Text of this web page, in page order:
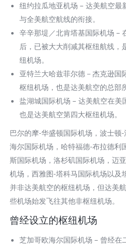
纽约拉瓜地亚机场 – 达美航空最
与全美航空航线的衔接。
辛辛那堤／北肯塔基国际机场 –
后，已被大大削减其枢纽航线，
纽机场。
亚特兰大哈兹菲尔德－杰克逊国
枢纽机场，也是达美航空的总部
盐湖城国际机场 – 达美航空在美
也是达美航空第四大枢纽机场。
巴尔的摩-华盛顿国际机场，波士顿
海尔国际机场，哈特福德-布拉德利
斯国际机场，洛杉矶国际机场，迈
机场，西雅图-塔科马国际机场以及
并非达美航空的枢纽机场，但达美
些机场始发飞往其他非枢纽机场。
曾经设立的枢纽机场
芝加哥欧海尔国际机场 – 曾经在